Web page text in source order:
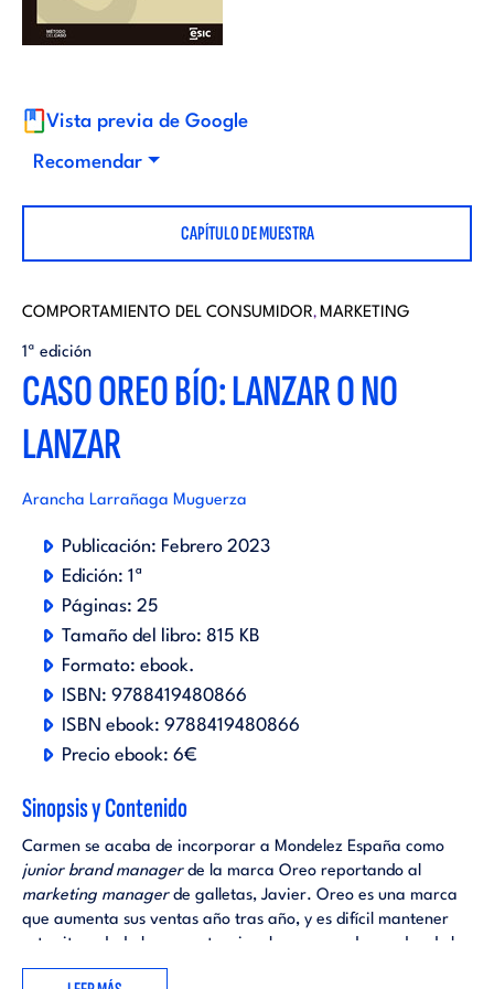
d
r
i
a
l
o
r
a
Vista previa de Google
Recomendar
CAPÍTULO DE MUESTRA
COMPORTAMIENTO DEL CONSUMIDOR, MARKETING
1ª edición
CASO OREO BÍO: LANZAR O NO
LANZAR
Arancha Larrañaga Muguerza
Publicación: Febrero 2023
Edición: 1ª
Páginas: 25
Tamaño del libro: 815 KB
Formato: ebook.
ISBN: 9788419480866
ISBN ebook: 9788419480866
Precio ebook: 6€
Sinopsis y Contenido
Carmen se acaba de incorporar a Mondelez España como
junior brand managerde la marca Oreo reportando al
marketing managerde galletas, Javier. Oreo es una marca
que aumenta sus ventas año tras año, y es difícil mantener
este ritmo dada la competencia y las nuevas demandas de los
consumidores. Con el objetivo de crecer y responder a las